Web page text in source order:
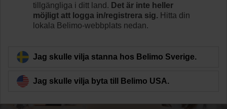
Find a job at Belimo
tillgängliga i ditt land. Det är inte heller
möjligt att logga in/registrera sig. Hitta din
lokala Belimo-webbplats nedan.
Jag skulle vilja stanna hos Belimo Sverige.
Jag skulle vilja byta till Belimo USA.